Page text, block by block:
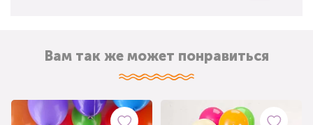
Вам так же может понравиться